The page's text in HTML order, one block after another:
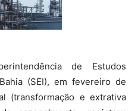
de Estudos
(SEI), em fevereiro de
(transformação e extrativa